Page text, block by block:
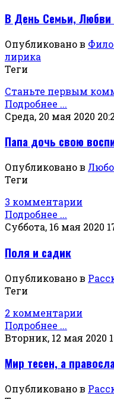
В День Семьи, Любви
Опубликовано в
лирика
Теги
Станьте первым
Подробнее ...
Среда, 20 мая 2020
Папа дочь свою
Опубликовано в
Теги
3 комментарии
Подробнее ...
Суббота, 16 мая 2020
Поля и садик
Опубликовано в
Теги
2 комментарии
Подробнее ...
Вторник, 12 мая 2020
Мир тесен, а
Опубликовано в